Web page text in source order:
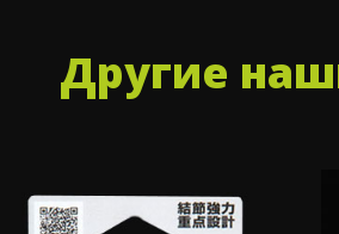
Другие